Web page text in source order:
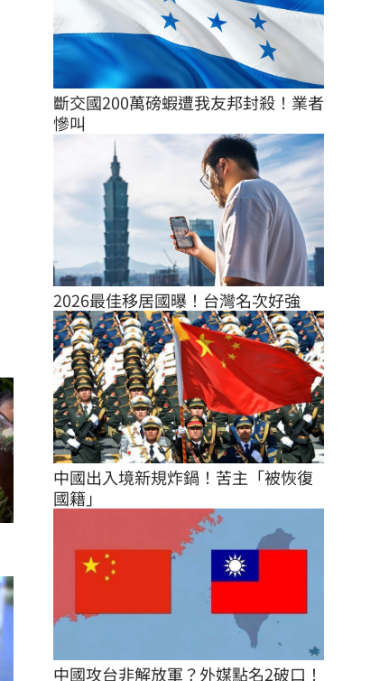
斷交國200萬磅蝦遭我友邦封殺！業者
慘叫
2026最佳移居國曝！台灣名次好強
中國出入境新規炸鍋！苦主「被恢復
國籍」
中國攻台非解放軍？外媒點名2破口！